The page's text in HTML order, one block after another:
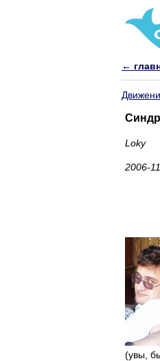
←
Loky
2006-
(увы,